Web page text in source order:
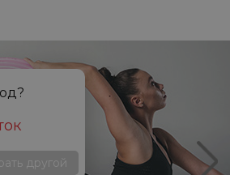
другой